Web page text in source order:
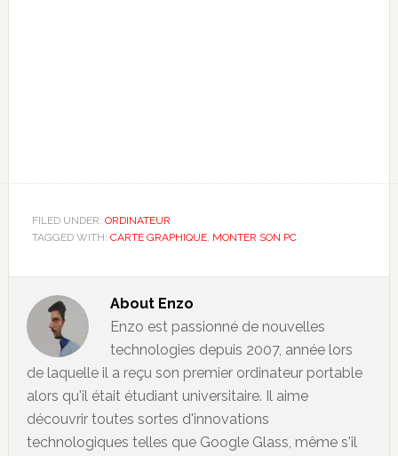
FILED UNDER: ORDINATEUR
TAGGED WITH: CARTE GRAPHIQUE, MONTER SON PC
About Enzo
Enzo est passionné de nouvelles
technologies depuis 2007, année lors
de laquelle il a reçu son premier ordinateur portable
alors qu'il était étudiant universitaire. Il aime
découvrir toutes sortes d'innovations
technologiques telles que Google Glass, même s'il